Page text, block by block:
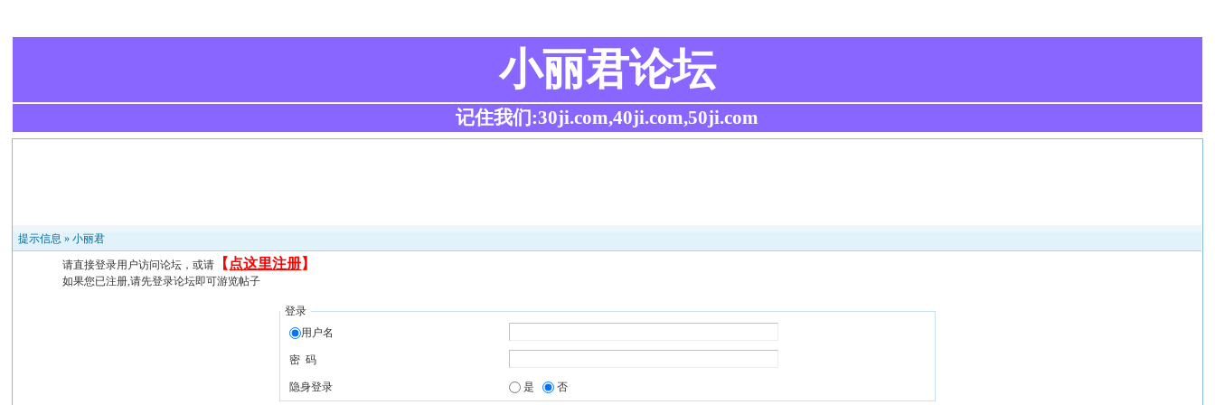
小丽君论坛
记住我们:30ji.com,40ji.com,50ji.com
提示信息 »小丽君
请直接登录用户访问论坛，或请 【 点这里注册】
如果您已注册,请先登录论坛即可游览帖子
登录
用户名
密 码
隐身登录 是 否